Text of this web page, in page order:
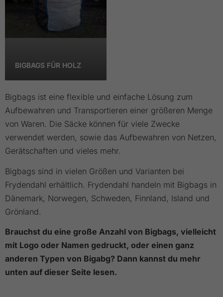
BIGBAGS FÜR HOLZ
Bigbags ist eine flexible und einfache Lösung zum
Aufbewahren und Transportieren einer größeren Menge
von Waren. Die Säcke können für viele Zwecke
verwendet werden, sowie das Aufbewahren von Netzen,
Gerätschaften und vieles mehr.
Bigbags sind in vielen Größen und Varianten bei
Frydendahl erhältlich. Frydendahl handeln mit Bigbags in
Dänemark, Norwegen, Schweden, Finnland, Island und
Grönland.
Brauchst du eine große Anzahl von Bigbags, vielleicht
mit Logo oder Namen gedruckt, oder einen ganz
anderen Typen von Bigabg? Dann kannst du mehr
unten auf dieser Seite lesen.